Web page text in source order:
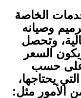
الخاصة
وصيانه
وتحصل
السعر
حسب
يحتاجها،
الأمور مثل: